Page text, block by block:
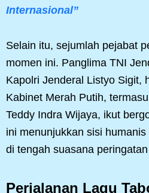
Internasional”
Selain itu, sejumlah pejabat
momen ini. Panglima TNI
Kapolri Jenderal Listyo Sigit,
Kabinet Merah Putih,
Teddy Indra Wijaya, ikut
ini menunjukkan sisi
di tengah suasana
Perjalanan Lagu